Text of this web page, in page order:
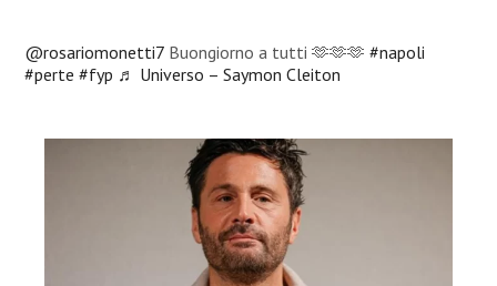
@rosariomonetti7 Buongiorno a tutti 🫶🫶🫶#napoli
#perte #fyp ♬ Universo – Saymon Cleiton